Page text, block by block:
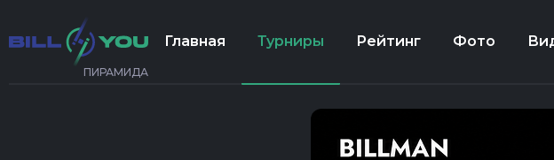
ПИРАМИДА
Главная Турниры Рейтинг Фото